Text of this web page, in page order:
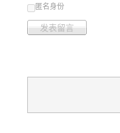
匿名身份
发表留言